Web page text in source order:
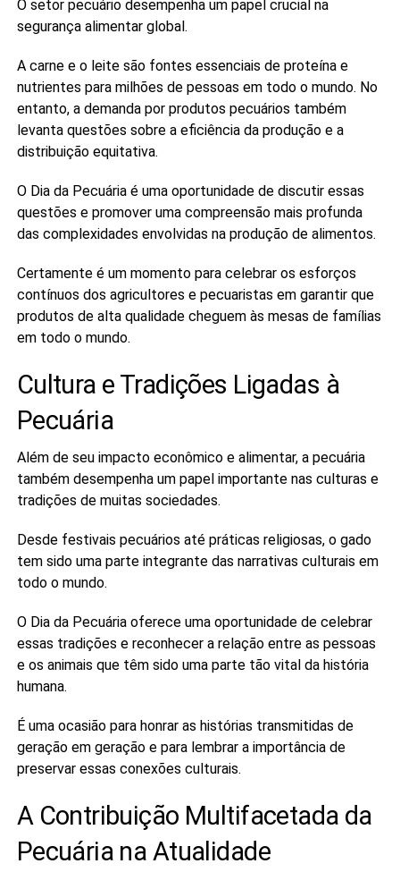
O setor pecuário desempenha um papel crucial na
segurança alimentar global.
A carne e o leite são fontes essenciais de proteína e
nutrientes para milhões de pessoas em todo o mundo. No
entanto, a demanda por produtos pecuários também
levanta questões sobre a eficiência da produção e a
distribuição equitativa.
O Dia da Pecuária é uma oportunidade de discutir essas
questões e promover uma compreensão mais profunda
das complexidades envolvidas na produção de alimentos.
Certamente é um momento para celebrar os esforços
contínuos dos agricultores e pecuaristas em garantir que
produtos de alta qualidade cheguem às mesas de famílias
em todo o mundo.
Cultura e Tradições Ligadas à
Pecuária
Além de seu impacto econômico e alimentar, a pecuária
também desempenha um papel importante nas culturas e
tradições de muitas sociedades.
Desde festivais pecuários até práticas religiosas, o gado
tem sido uma parte integrante das narrativas culturais em
todo o mundo.
O Dia da Pecuária oferece uma oportunidade de celebrar
essas tradições e reconhecer a relação entre as pessoas
e os animais que têm sido uma parte tão vital da história
humana.
É uma ocasião para honrar as histórias transmitidas de
geração em geração e para lembrar a importância de
preservar essas conexões culturais.
A Contribuição Multifacetada da
Pecuária na Atualidade